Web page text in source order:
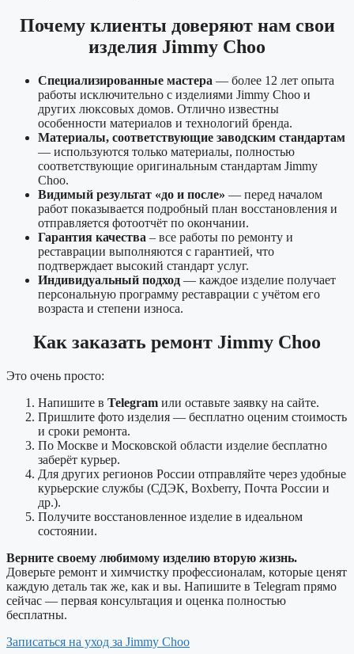
Почему клиенты доверяют нам свои
изделия Jimmy Choo
Специализированные мастера — более 12 лет опыта
работы исключительно с изделиями Jimmy Choo и
других люксовых домов. Отлично известны
особенности материалов и технологий бренда.
Материалы, соответствующие заводским стандартам
— используются только материалы, полностью
соответствующие оригинальным стандартам Jimmy
Choo.
Видимый результат «до и после» — перед началом
работ показывается подробный план восстановления и
отправляется фотоотчёт по окончании.
Гарантия качества – все работы по ремонту и
реставрации выполняются с гарантией, что
подтверждает высокий стандарт услуг.
Индивидуальный подход — каждое изделие получает
персональную программу реставрации с учётом его
возраста и степени износа.
Как заказать ремонт Jimmy Choo
Это очень просто:
Напишите в Telegram или оставьте заявку на сайте.
Пришлите фото изделия — бесплатно оценим стоимость
и сроки ремонта.
По Москве и Московской области изделие бесплатно
заберёт курьер.
Для других регионов России отправляйте через удобные
курьерские службы (СДЭК, Boxberry, Почта России и
др.).
Получите восстановленное изделие в идеальном
состоянии.
Верните своему любимому изделию вторую жизнь.
Доверьте ремонт и химчистку профессионалам, которые ценят
каждую деталь так же, как и вы. Напишите в Telegram прямо
сейчас — первая консультация и оценка полностью
бесплатны.
Записаться на уход за Jimmy Choo